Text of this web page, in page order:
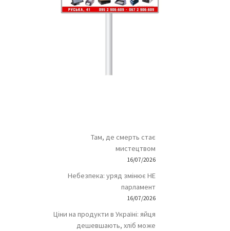
Там, де смерть стає
мистецтвом
16/07/2026
Небезпека: уряд змінює НЕ
парламент
16/07/2026
Ціни на продукти в Україні: яйця
дешевшають, хліб може